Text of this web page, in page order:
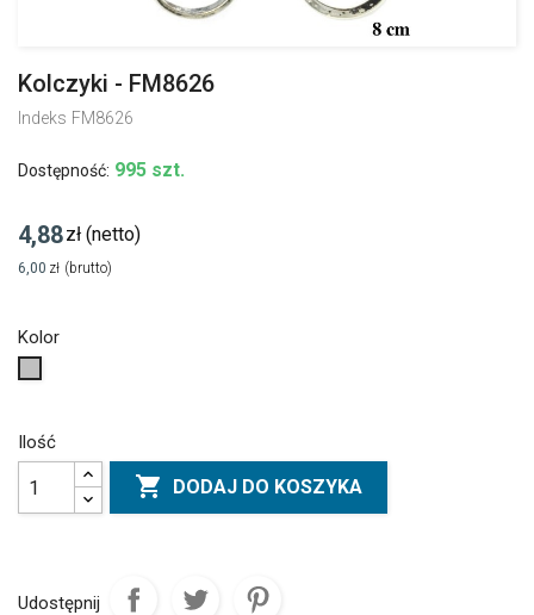
Kolczyki - FM8626
Indeks FM8626
Dostępność: 995 szt.
4,88zł (netto)
6,00 zł (brutto)
Kolor
Ilość
 DODAJ DO KOSZYKA
Udostępnij